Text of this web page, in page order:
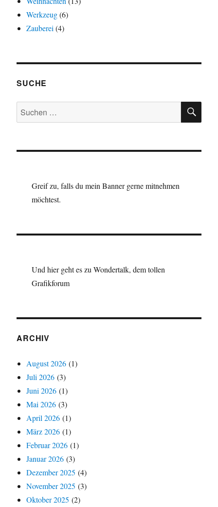
Werkzeug(6)
Zauberei (4)
SUCHE
Suchen
nach:
Greif zu, falls du mein Banner gerne mitnehmen
möchtest.
Und hier geht es zu Wondertalk, dem tollen
Grafikforum
ARCHIV
August 2026 (1)
Juli 2026 (3)
Juni 2026 (1)
Mai 2026 (3)
April 2026 (1)
März 2026 (1)
Februar 2026 (1)
Januar 2026 (3)
Dezember 2025 (4)
November 2025 (3)
Oktober 2025 (2)